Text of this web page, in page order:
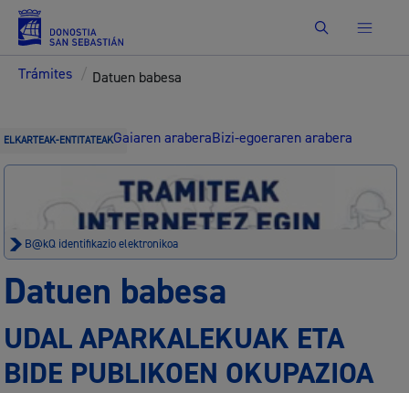
Bilatu
Trámites / Datuen babesa
ELKARTEAK-ENTITATEAKGaiaren araberaBizi-egoeraren arabera
B@kQ identifikazio elektronikoa
Datuen babesa
UDAL APARKALEKUAK ETA
BIDE PUBLIKOEN OKUPAZIOA